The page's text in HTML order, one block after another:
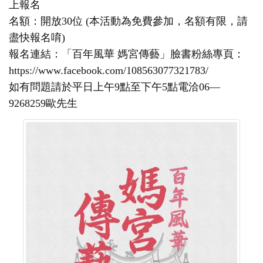
上報名
名額：開放30位 (本活動為免費參加，名額有限，請
盡快報名唷)
報名連結：「百年風華 媽宮傳藝」臉書粉絲專頁：
https://www.facebook.com/108563077321783/
如有問題請於平日上午9點至下午5點電洽06—
9268259歐先生